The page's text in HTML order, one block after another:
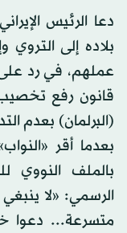
دعا الرئيس
بلاده إلى التروي
عملهم، في رد
قانون رفع
(البرلمان) بعدم
بعدما أقر
بالملف النووي
الرسمي: «لا ينبغي
متسرعة... دعوا